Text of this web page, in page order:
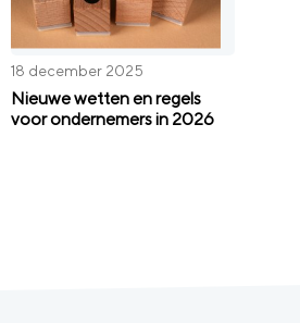
18 december 2025
Nieuwe wetten en regels
voor ondernemers in 2026